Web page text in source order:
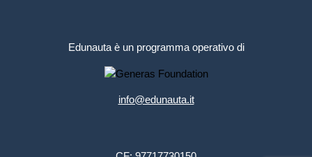
Edunauta è un programma operativo di
info@edunauta.it